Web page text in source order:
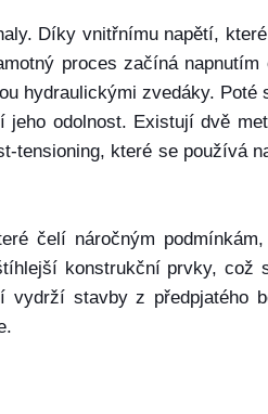
Díky vnitřnímu napětí,
proces začíná napnutím
hydraulickými zvedáky. Poté
odolnost. Existují dvě
tensioning, které se používá
čelí náročným
konstrukční prvky, což
stavby z předpjatého